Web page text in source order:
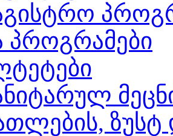
პროგრამები
ზუსტ